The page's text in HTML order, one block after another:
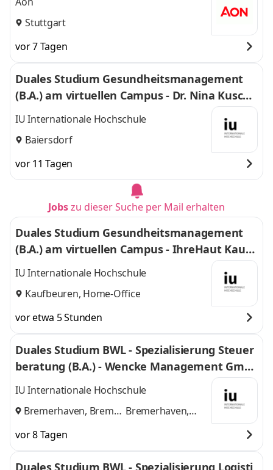
Stuttgart
vor 7 Tagen
Duales Studium Gesundheitsmanagement
(B.A.) am virtuellen Campus - Dr. Nina Kuschk
e
IU Internationale Hochschule
Baiersdorf
vor 11 Tagen
Jobszu dieser Suche per Mail erhalten
Duales Studium Gesundheitsmanagement
(B.A.) am virtuellen Campus - IhreHaut Kaufb
euren - Praxis dr. sc. dr. med. Maja Grahovac
IU Internationale Hochschule
Kaufbeuren, Home-Office
vor etwa 5 Stunden
Duales Studium BWL - Spezialisierung Steuer
beratung (B.A.) - Wencke Management Gmb
H
IU Internationale Hochschule
Bremerhaven, Bremen Bremerhaven,
vor 8 Tagen
Duales Studium BWL - Spezialisierung Logisti